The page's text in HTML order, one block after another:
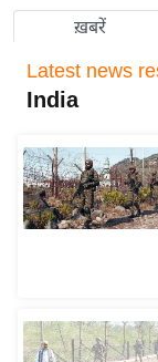
ष्ट्री
अं
त
ष्ट्री
य
बि
उ
ख़बरें
Latest news
India